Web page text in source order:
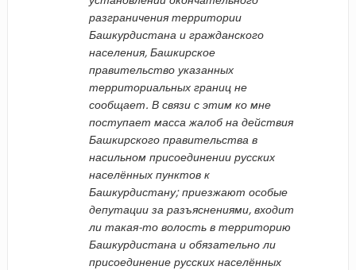
разграничения территории
Башкурдистана и гражданского
населения, Башкирское
правительство указанных
территориальных границ не
сообщает. В связи с этим ко мне
поступает масса жалоб на действия
Башкирского правительства в
насильном присоединении русских
населённых пунктов к
Башкурдистану; приезжают особые
депутации за разъяснениями, входит
ли такая-то волость в территорию
Башкурдистана и обязательно ли
присоединение русских населённых